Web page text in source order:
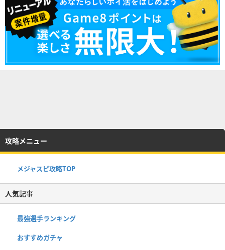
攻略メニュー
メジャスピ攻略TOP
人気記事
最強選手ランキング
おすすめガチャ